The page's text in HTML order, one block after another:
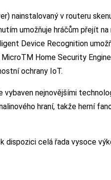
nainstalovaný v routeru
umožňuje hráčům přejít
Device Recognition
Home Security
ochrany IoT.
vybaven nejnovějšími
hraní, takže herní
dispozici celá řada vysoce